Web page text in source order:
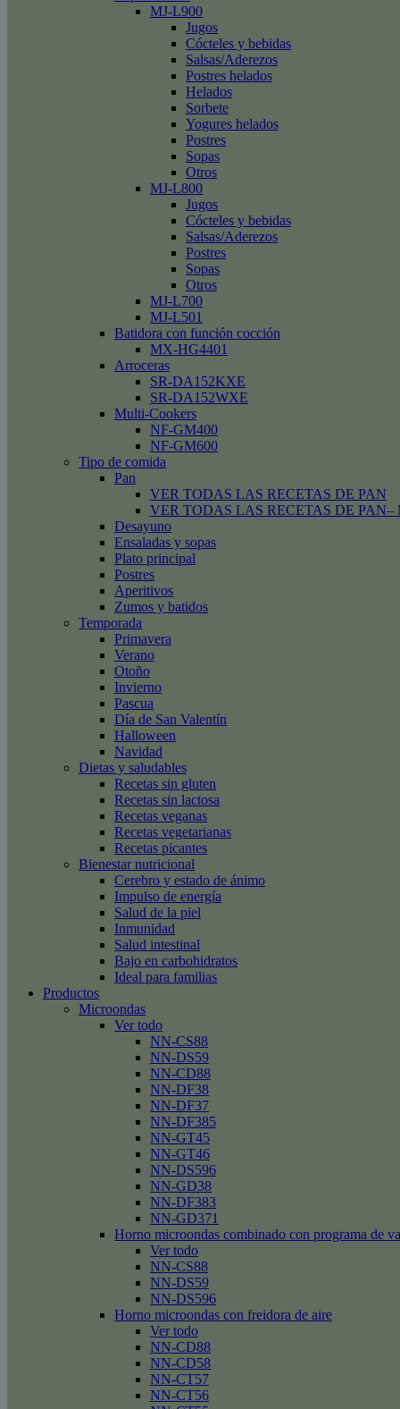
MJ-L900
Jugos
Cócteles y bebidas
Salsas/Aderezos
Postres helados
Helados
Sorbete
Yogures helados
Postres
Sopas
Otros
MJ-L800
Jugos
Cócteles y bebidas
Salsas/Aderezos
Postres
Sopas
Otros
MJ-L700
MJ-L501
Batidora con función cocción
MX-HG4401
Arroceras
SR-DA152KXE
SR-DA152WXE
Multi-Cookers
NF-GM400
NF-GM600
Tipo de comida
Pan
VER TODAS LAS RECETAS DE PAN
VER TODAS LAS RECETAS DE PAN–
Desayuno
Ensaladas y sopas
Plato principal
Postres
Aperitivos
Zumos y batidos
Temporada
Primavera
Verano
Otoño
Invierno
Pascua
Día de San Valentín
Halloween
Navidad
Dietas y saludables
Recetas sin gluten
Recetas sin lactosa
Recetas veganas
Recetas vegetarianas
Recetas picantes
Bienestar nutricional
Cerebro y estado de ánimo
Impulso de energía
Salud de la piel
Inmunidad
Salud intestinal
Bajo en carbohidratos
Ideal para familias
Productos
Microondas
Ver todo
NN-CS88
NN-DS59
NN-CD88
NN-DF38
NN-DF37
NN-DF385
NN-GT45
NN-GT46
NN-DS596
NN-GD38
NN-DF383
NN-GD371
Horno microondas combinado con programa de
Ver todo
NN-CS88
NN-DS59
NN-DS596
Horno microondas con freidora de aire
Ver todo
NN-CD88
NN-CD58
NN-CT57
NN-CT56